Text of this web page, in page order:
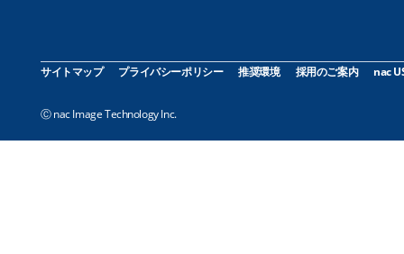
サイトマップ プライバシーポリシー 推奨環境 採用のご案内 nac
Ⓒ nac Image Technology Inc.